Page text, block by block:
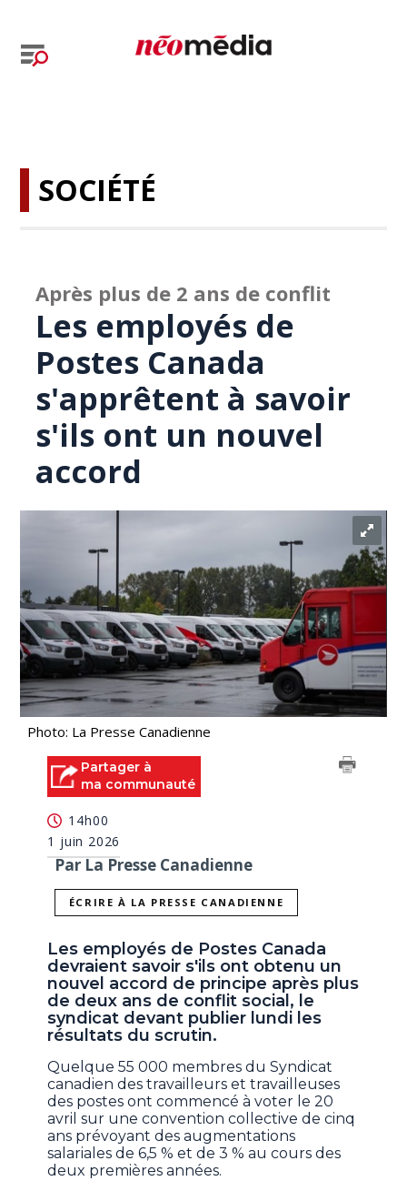
SOCIÉTÉ
Après plus de 2 ans de conflit
Les employés de
Postes Canada
s'apprêtent à savoir
s'ils ont un nouvel
accord
Photo: La Presse Canadienne
Partager à
ma communauté
14h00
1 juin 2026
Par La Presse Canadienne
ÉCRIRE À LA PRESSE CANADIENNE
Les employés de Postes Canada
devraient savoir s'ils ont obtenu un
nouvel accord de principe après plus
de deux ans de conflit social, le
syndicat devant publier lundi les
résultats du scrutin.
Quelque 55 000 membres du Syndicat
canadien des travailleurs et travailleuses
des postes ont commencé à voter le 20
avril sur une convention collective de cinq
ans prévoyant des augmentations
salariales de 6,5 % et de 3 % au cours des
deux premières années.